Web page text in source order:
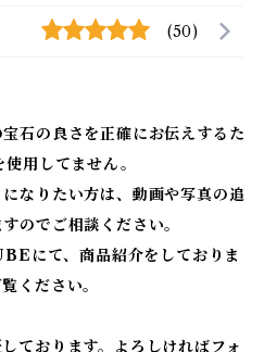
(50)
石の良さを正確にお伝えするた
用してません。
なりたい方は、動画や写真の追
のでご相談ください。
にて、商品紹介をしておりま
ください。
ております。よろしければフォ